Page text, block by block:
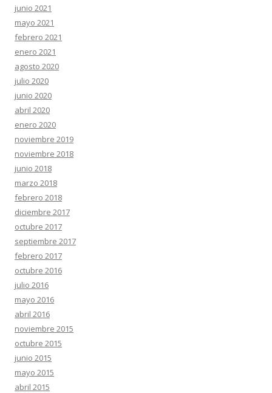
junio 2021
mayo 2021
febrero 2021
enero 2021
agosto 2020
julio 2020
junio 2020
abril 2020
enero 2020
noviembre 2019
noviembre 2018
junio 2018
marzo 2018
febrero 2018
diciembre 2017
octubre 2017
septiembre 2017
febrero 2017
octubre 2016
julio 2016
mayo 2016
abril 2016
noviembre 2015
octubre 2015
junio 2015
mayo 2015
abril 2015